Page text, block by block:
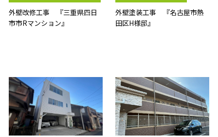
外壁改修工事 『三重県四日
市市Rマンション』
外壁塗装工事 『名古屋市熱
田区H様邸』